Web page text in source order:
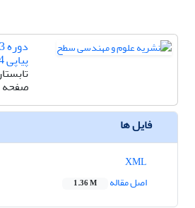
پیاپی 4
تابستان
صفحه
فایل ها
اصل مقاله
1.36 M